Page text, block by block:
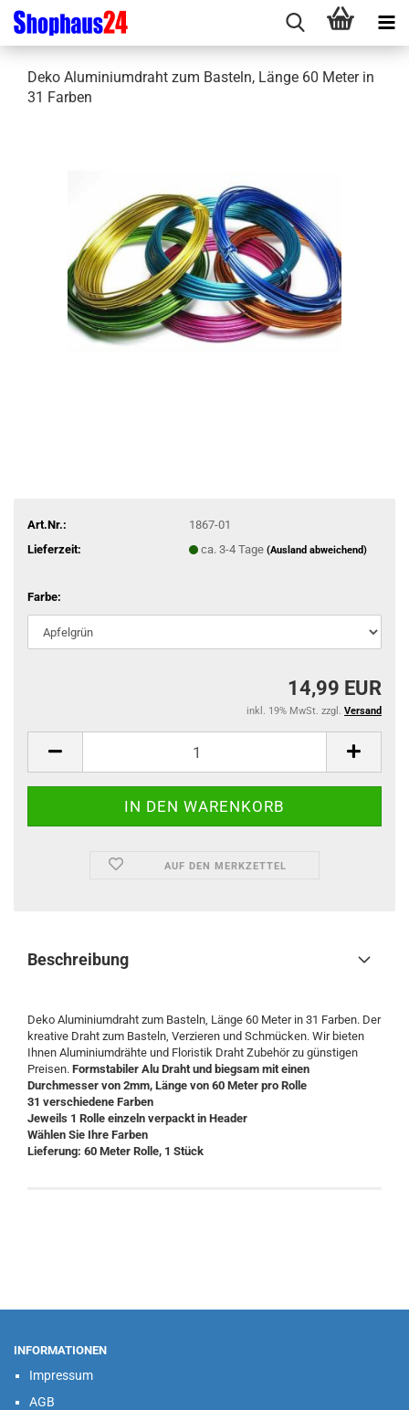
Deko Aluminiumdraht zum Basteln, Länge 60 Meter in
31 Farben
Art.Nr.:
1867-01
Lieferzeit:
ca. 3-4 Tage (Ausland abweichend)
Farbe:
14,99 EUR
inkl. 19% MwSt. zzgl. Versand
AUF DEN MERKZETTEL
Beschreibung
Deko Aluminiumdraht zum Basteln, Länge 60 Meter in 31 Farben. Der
kreative Draht zum Basteln, Verzieren und Schmücken. Wir bieten
Ihnen Aluminiumdrähte und Floristik Draht Zubehör zu günstigen
Preisen. Formstabiler Alu Draht und biegsam mit einen
Durchmesser von 2mm, Länge von 60 Meter pro Rolle
31 verschiedene Farben
Jeweils 1 Rolle einzeln verpackt in Header
Wählen Sie Ihre Farben
Lieferung: 60 Meter Rolle, 1 Stück
INFORMATIONEN
Impressum
AGB